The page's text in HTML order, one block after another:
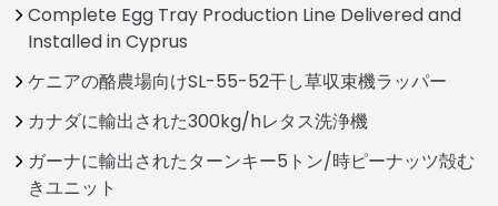
Complete Egg Tray Production Line Delivered and
Installed in Cyprus
ケニアの酪農場向けSL-55-52干し草収束機ラッパー
カナダに輸出された300kg/hレタス洗浄機
ガーナに輸出されたターンキー5トン/時ピーナッツ殻む
きユニット